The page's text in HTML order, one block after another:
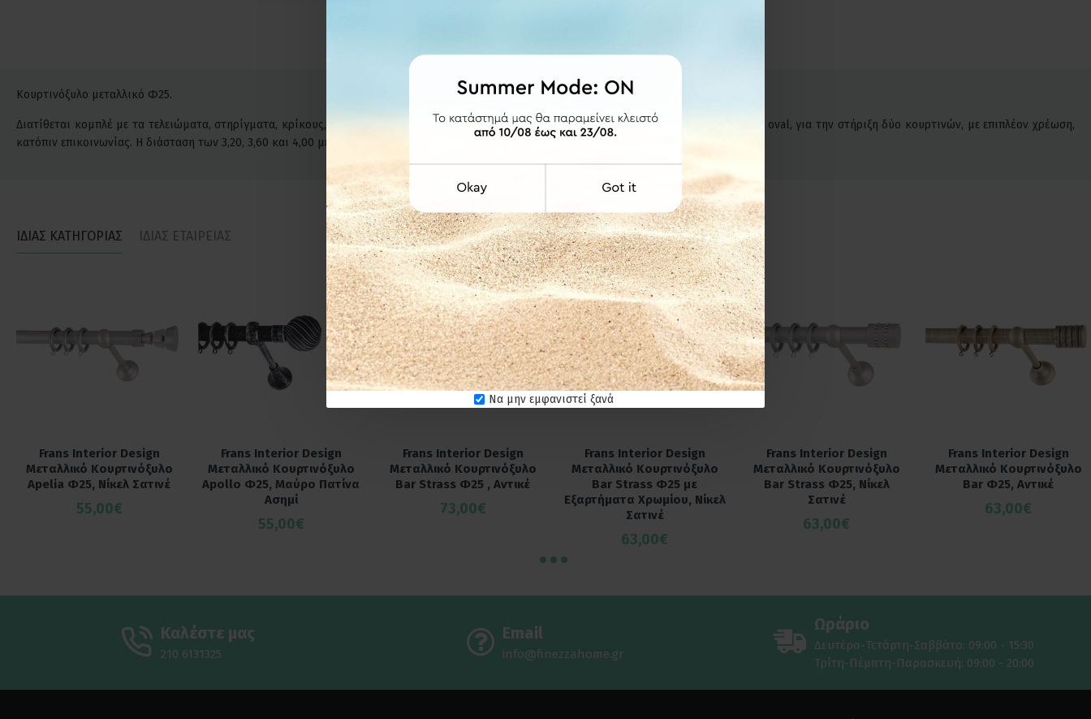
Να μην εμφανιστεί ξανά
Κουρτινόξυλο μεταλλικό Φ25.
Διατίθεται κομπλέ με τα τελειώματα, στηρίγματα, κρίκους, βίδες και ούπα. Δυνατότητα διάθεσης και με δεύτερο σωλήνα Φ20 ή σιδηρόδρομο oval, για την στήριξη δύο κουρτινών, με επιπλέον χρέωση,
κατόπιν επικοινωνίας. Η διάσταση των 3,20, 3,60 και 4,00 μέτρων περιλαμβάνει ενδιάμεσο στήριγμα. Οι τιμές συμπεριλαμβάνουν ΦΠΑ.
ΙΔΙΑΣ ΚΑΤΗΓΟΡΙΑΣ ΙΔΙΑΣ ΕΤΑΙΡΕΙΑΣ
Frans Interior Design
Μεταλλικό Κουρτινόξυλο
Apelia Φ25, Νίκελ Σατινέ
55,00€
Frans Interior Design
Μεταλλικό Κουρτινόξυλο
Apollo Φ25, Μαύρο Πατίνα
Ασημί
55,00€
Frans Interior Design
Μεταλλικό Κουρτινόξυλο
Bar Strass Φ25 , Αντικέ
73,00€
Frans Interior Design
Μεταλλικό Κουρτινόξυλο
Bar Strass Φ25 με
Εξαρτήματα Χρωμίου, Νίκελ
Σατινέ
63,00€
Frans Interior Design
Μεταλλικό Κουρτινόξυλο
Bar Strass Φ25, Νίκελ
Σατινέ
63,00€
Frans Interior Design
Μεταλλικό Κουρτινόξυλο
Bar Φ25, Αντικέ
63,00€
Καλέστε μας
210 6131325
Email
info@finezzahome.gr
Ωράριο
Δευτέρα-Τετάρτη-Σαββάτο: 09:00 - 15:30
Τρίτη-Πέμπτη-Παρασκευή: 09:00 - 20:00